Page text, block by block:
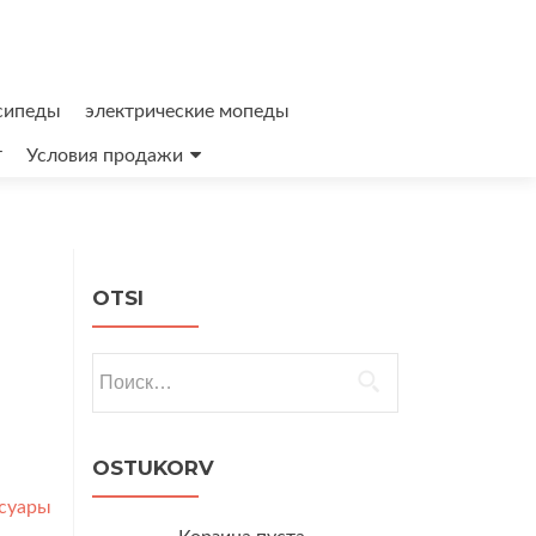
электрические мопеды
Условия продажи
OTSI
OSTUKORV